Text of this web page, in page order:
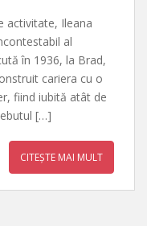
activitate, Ileana
al
în 1936, la Brad,
cariera cu o
fiind iubită atât de
[…]
CITEȘTE MAI MULT